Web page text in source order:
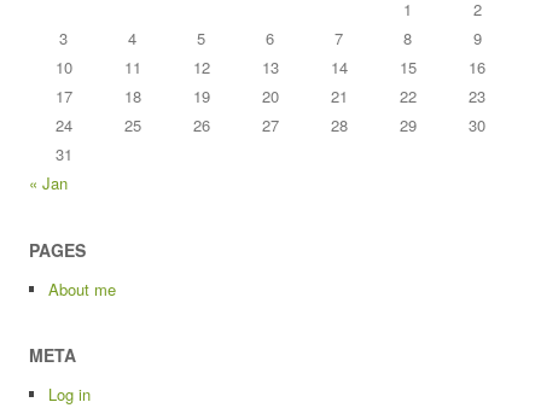
1
2
3
4 5 6 7 8
9
10
11 12 13 14 15
16
17
18 19 20 21 22
23
24
25 26 27 28 29
30
31
« Jan
PAGES
About me
META
Log in